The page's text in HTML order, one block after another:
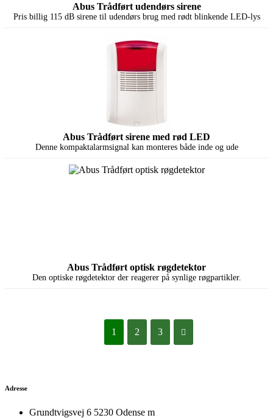
Abus Trådført udendørs sirene
Pris billig 115 dB sirene til udendørs brug med rødt blinkende LED-lys
Abus Trådført sirene med rød LED
Denne kompaktalarmsignal kan monteres både inde og ude
Abus Trådført optisk røgdetektor
Den optiske røgdetektor der reagerer på synlige røgpartikler.
1 2 3
Adresse
Grundtvigsvej 6 5230 Odense m